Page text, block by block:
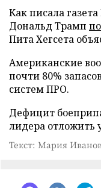
Как писала
Дональд Трамп
Пита Хегсета
Американские
почти 80%
систем ПРО.
Дефицит
лидера отложить
Текст: Мария